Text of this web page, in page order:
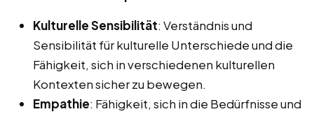
Kulturelle Sensibilität: Verständnis und
Sensibilität für kulturelle Unterschiede und die
Fähigkeit, sich in verschiedenen kulturellen
Kontexten sicher zu bewegen.
Empathie: Fähigkeit, sich in die Bedürfnisse und